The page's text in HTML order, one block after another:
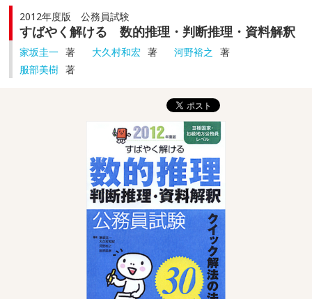
2012年度版 公務員試験
すばやく解ける 数的推理・判断推理・資料解釈
家坂圭一 著 大久村和宏 著 河野裕之
著
服部美樹 著